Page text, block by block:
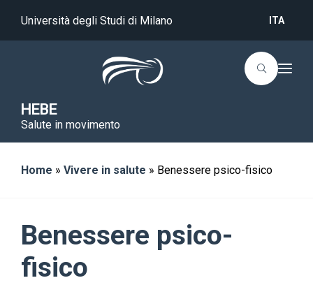
Università degli Studi di Milano ITA
HEBE
Salute in movimento
T
Home » Vivere in salute » Benessere psico-fisico
Benessere psico-
fisico